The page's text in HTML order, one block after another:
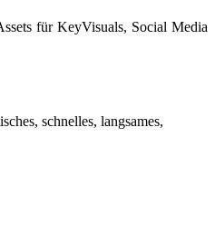
für KeyVisuals, Social Media
schnelles, langsames,